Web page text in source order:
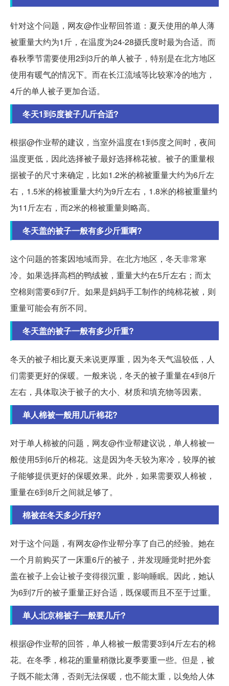
针对这个问题，网友@作业帮回答道：夏天使用的单人薄
被重量大约为1斤，在温度为24-28摄氏度时最为合适。而
春秋季节需要使用2到3斤的单人被子，特别是在北方地区
使用有暖气的情况下。而在长江流域等比较寒冷的地方，
4斤的单人被子更加合适。
冬天1到5度被子几斤合适?
根据@作业帮的建议，当室外温度在1到5度之间时，夜间
温度更低，因此选择被子最好选择棉花被。被子的重量根
据被子的尺寸来确定，比如1.2米的棉被重量大约为6斤左
右，1.5米的棉被重量大约为9斤左右，1.8米的棉被重量约
为11斤左右，而2米的棉被重量则略高。
冬天盖的被子一般有多少斤重啊?
这个问题的答案因地域而异。在北方地区，冬天非常寒
冷。如果选择高档的鸭绒被，重量大约在5斤左右；而太
空棉则需要6到7斤。如果是妈妈手工制作的纯棉花被，则
重量可能会有所不同。
冬天盖的被子一般有多少斤重?
冬天的被子相比夏天来说更厚重，因为冬天气温较低，人
们需要更好的保暖。一般来说，冬天的被子重量在4到8斤
左右，具体取决于被子的大小、材质和填充物等因素。
单人棉被一般用几斤棉花?
对于单人棉被的问题，网友@作业帮建议说，单人棉被一
般使用5到6斤的棉花。这是因为冬天较为寒冷，较厚的被
子能够提供更好的保暖效果。此外，如果需要双人棉被，
重量在6到8斤之间就足够了。
棉被在冬天多少斤好?
对于这个问题，有网友@作业帮分享了自己的经验。她在
一个月前购买了一床重6斤的被子，并发现睡觉时把外套
盖在被子上会让被子变得很沉重，影响睡眠。因此，她认
为6到7斤的被子重量正好合适，既保暖而且不至于过重。
单人北京棉被子一般要几斤?
根据@作业帮的回答，单人棉被一般需要3到4斤左右的棉
花。在冬季，棉花的重量稍微比夏季要重一些。但是，被
子既不能太薄，否则无法保暖，也不能太重，以免给人体